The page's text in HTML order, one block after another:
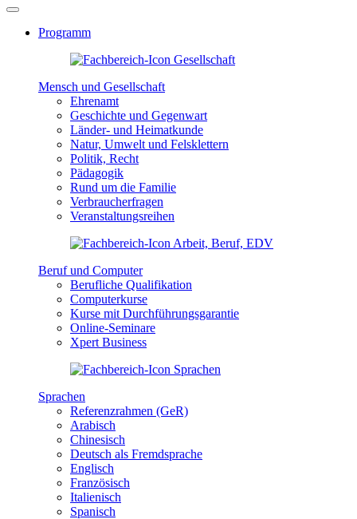
Programm
Mensch und Gesellschaft
Ehrenamt
Geschichte und Gegenwart
Länder- und Heimatkunde
Natur, Umwelt und Felsklettern
Politik, Recht
Pädagogik
Rund um die Familie
Verbraucherfragen
Veranstaltungsreihen
Beruf und Computer
Berufliche Qualifikation
Computerkurse
Kurse mit Durchführungsgarantie
Online-Seminare
Xpert Business
Sprachen
Referenzrahmen (GeR)
Arabisch
Chinesisch
Deutsch als Fremdsprache
Englisch
Französisch
Italienisch
Spanisch